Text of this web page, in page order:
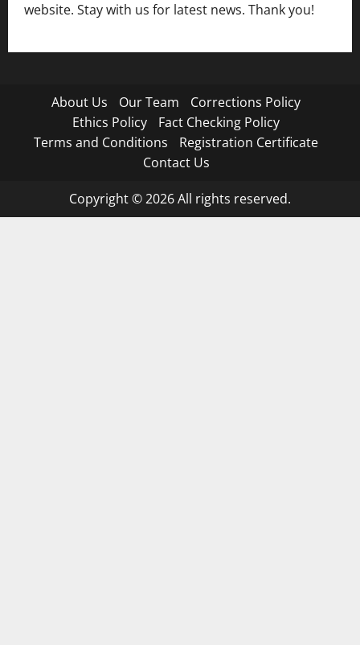
website. Stay with us for latest news. Thank you!
About Us Our Team
Corrections Policy
Ethics Policy
Fact Checking Policy
Terms and Conditions
Registration Certificate
Contact Us
Copyright © 2026 All rights reserved.